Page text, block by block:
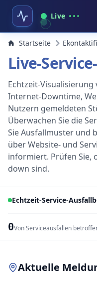
Live
Startseite Ekontaktifi
Live-
Echtzeit-Visualisierung
Internet-Downtime,
Nutzern gemeldeten
Überwachen Sie die
Sie Ausfallmuster und
über Website- und
informiert. Prüfen Sie,
down sind.
Echtzeit-Service-
0Von Serviceausfällen
Aktuelle